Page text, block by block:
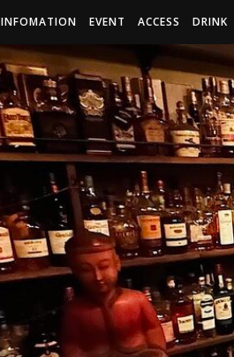
INFOMATION EVENT ACCESS DRINK